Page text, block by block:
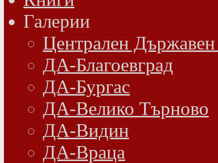
Галерии
Централен
ДА-Благоевград
ДА-Бургас
ДА-Велико Търново
ДА-Видин
ДА-Враца